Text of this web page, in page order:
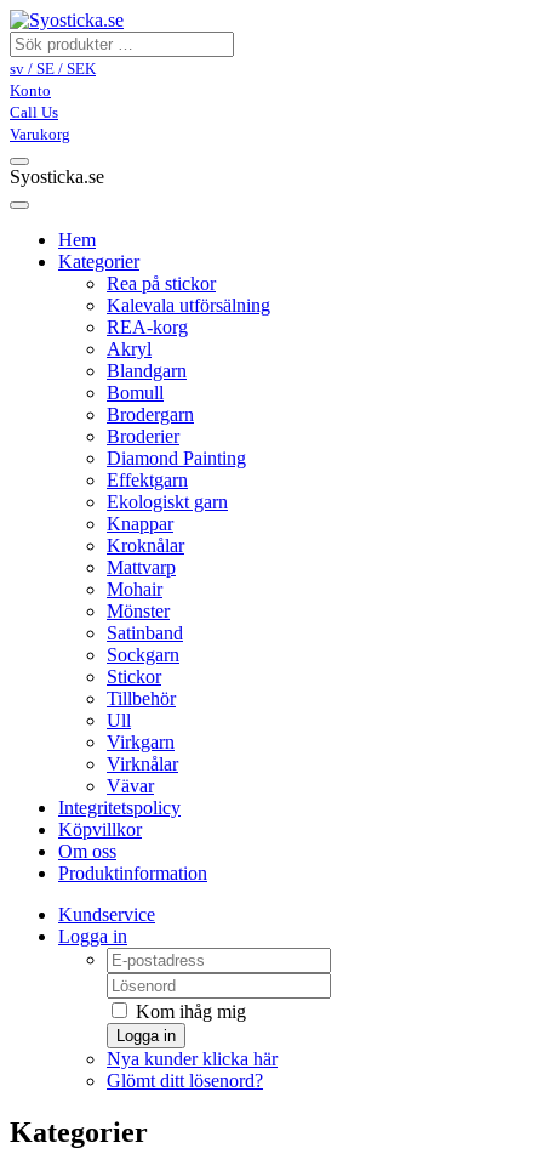
sv / SE / SEK
Konto
Call Us
Varukorg
Syosticka.se
Hem
Kategorier
Rea på stickor
Kalevala utförsälning
REA-korg
Akryl
Blandgarn
Bomull
Brodergarn
Broderier
Diamond Painting
Effektgarn
Ekologiskt garn
Knappar
Kroknålar
Mattvarp
Mohair
Mönster
Satinband
Sockgarn
Stickor
Tillbehör
Ull
Virkgarn
Virknålar
Vävar
Integritetspolicy
Köpvillkor
Om oss
Produktinformation
Kundservice
Logga in
Kom ihåg mig
Logga in
Nya kunder klicka här
Glömt ditt lösenord?
Kategorier